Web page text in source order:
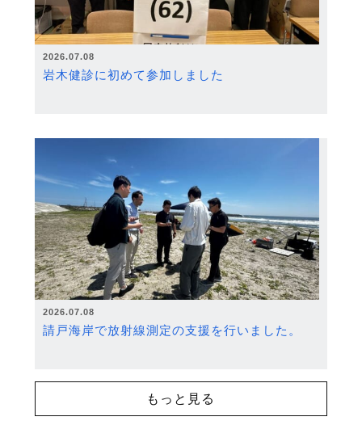
2026.07.08
岩木健診に初めて参加しました
2026.07.08
請戸海岸で放射線測定の支援を行いました。
もっと見る